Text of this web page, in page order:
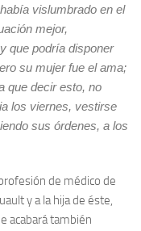
vislumbrado en el
mejor,
que podría disponer
su mujer fue el ama;
que decir esto, no
los viernes, vestirse
sus órdenes, a los
de médico de
y a la hija de éste,
acabará también